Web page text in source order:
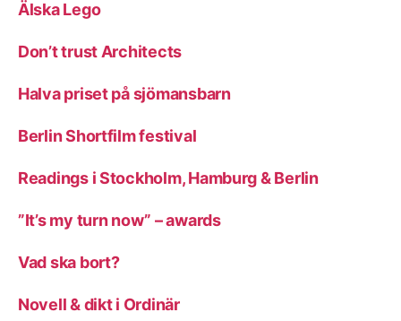
Älska Lego
Don’t trust Architects
Halva priset på sjömansbarn
Berlin Shortfilm festival
Readings i Stockholm, Hamburg & Berlin
”It’s my turn now” – awards
Vad ska bort?
Novell & dikt i Ordinär